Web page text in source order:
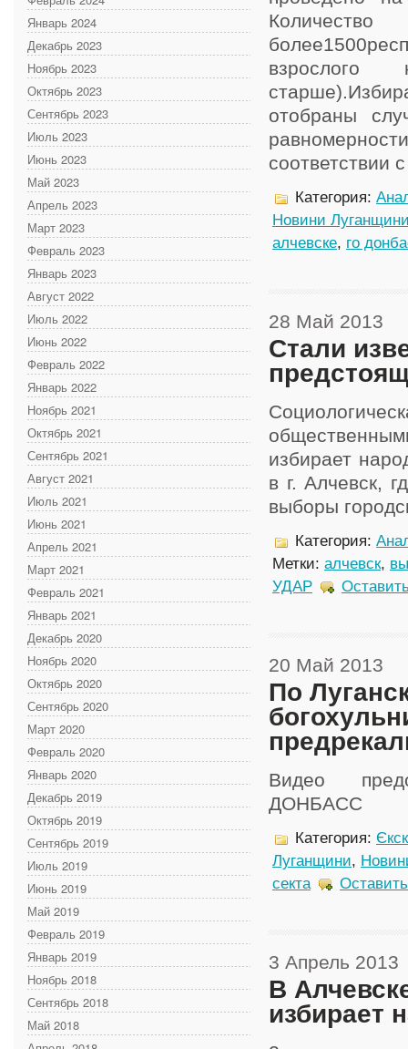
Январь 2024
Декабрь 2023
Ноябрь 2023
Октябрь 2023
Сентябрь 2023
Июль 2023
Июнь 2023
Май 2023
Апрель 2023
Март 2023
Февраль 2023
Январь 2023
Август 2022
Июль 2022
Июнь 2022
Февраль 2022
Январь 2022
Ноябрь 2021
Октябрь 2021
Сентябрь 2021
Август 2021
Июль 2021
Июнь 2021
Апрель 2021
Март 2021
Февраль 2021
Январь 2021
Декабрь 2020
Ноябрь 2020
Октябрь 2020
Сентябрь 2020
Март 2020
Февраль 2020
Январь 2020
Декабрь 2019
Октябрь 2019
Сентябрь 2019
Июль 2019
Июнь 2019
Май 2019
Февраль 2019
Январь 2019
Ноябрь 2018
Сентябрь 2018
Май 2018
отобраны
соответствии
Категория:
Новини
алчевске, го
28 Май 2013
Стали
избирает
в г. Алчевск,
выборы
Категория:
Метки: алчевск,
УДАР
20 Май 2013
По
Видео
ДОНБАСС
Категория:
Луганщини,
секта
3 Апрель 2013
В
избирает